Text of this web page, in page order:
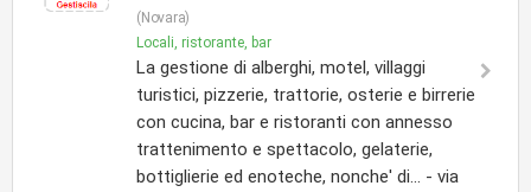
(Novara)
Locali, ristorante, bar
La gestione di alberghi, motel, villaggi
turistici, pizzerie, trattorie, osterie e birrerie
con cucina, bar e ristoranti con annesso
trattenimento e spettacolo, gelaterie,
bottiglierie ed enoteche, nonche' di... - via